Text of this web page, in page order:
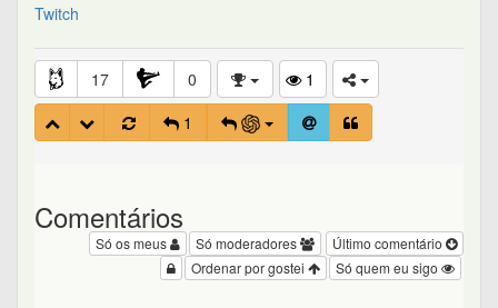
Twitch
17 0
1
1
Comentários
Último comentário
Só moderadores
Só os meus
Só quem eu sigo
Ordenar por gostei